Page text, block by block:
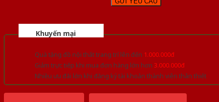
Khuyến mại
Quà tặng đồ nội thất trang trí lên đến 1.000.000đ
Giảm trực tiếp khi mua đơn hàng lớn hơn 3.000.000đ
Nhiều ưu đãi lớn khi đăng ký tài khoản thành viên thân thiết